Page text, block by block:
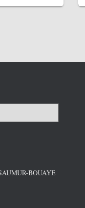
BOUAYE